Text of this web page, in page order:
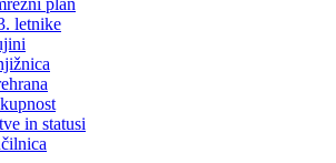
plan
letnike
in statusi